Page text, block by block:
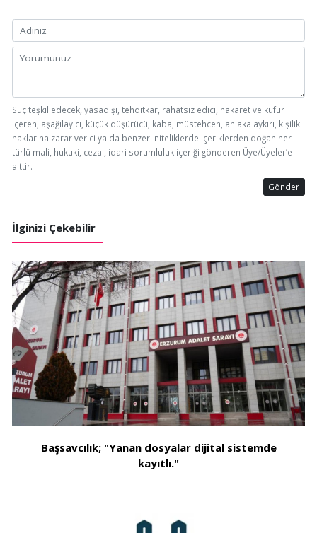
Suç teşkil edecek, yasadışı, tehditkar, rahatsız edici, hakaret ve küfür
içeren, aşağılayıcı, küçük düşürücü, kaba, müstehcen, ahlaka aykırı, kişilik
haklarına zarar verici ya da benzeri niteliklerde içeriklerden doğan her
türlü mali, hukuki, cezai, idari sorumluluk içeriği gönderen Üye/Üyeler’e
aittir.
Gönder
İlginizi Çekebilir
Başsavcılık; "Yanan dosyalar dijital sistemde
kayıtlı."